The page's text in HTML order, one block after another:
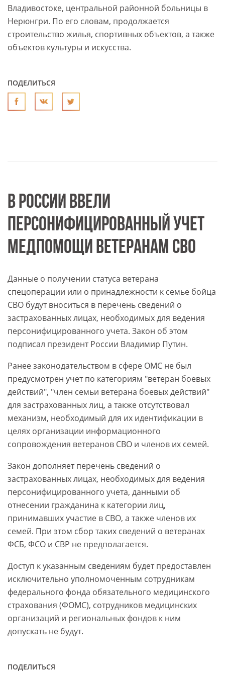
Владивостоке, центральной районной больницы в
Нерюнгри. По его словам, продолжается
строительство жилья, спортивных объектов, а также
объектов культуры и искусства.
ПОДЕЛИТЬСЯ
В РОССИИ ВВЕЛИ
ПЕРСОНИФИЦИРОВАННЫЙ УЧЕТ
МЕДПОМОЩИ ВЕТЕРАНАМ СВО
Данные о получении статуса ветерана
спецоперации или о принадлежности к семье бойца
СВО будут вноситься в перечень сведений о
застрахованных лицах, необходимых для ведения
персонифицированного учета. Закон об этом
подписал президент России Владимир Путин.
Ранее законодательством в сфере ОМС не был
предусмотрен учет по категориям "ветеран боевых
действий", "член семьи ветерана боевых действий"
для застрахованных лиц, а также отсутствовал
механизм, необходимый для их идентификации в
целях организации информационного
сопровождения ветеранов СВО и членов их семей.
Закон дополняет перечень сведений о
застрахованных лицах, необходимых для ведения
персонифицированного учета, данными об
отнесении гражданина к категории лиц,
принимавших участие в СВО, а также членов их
семей. При этом сбор таких сведений о ветеранах
ФСБ, ФСО и СВР не предполагается.
Доступ к указанным сведениям будет предоставлен
исключительно уполномоченным сотрудникам
федерального фонда обязательного медицинского
страхования (ФОМС), сотрудников медицинских
организаций и региональных фондов к ним
допускать не будут.
ПОДЕЛИТЬСЯ